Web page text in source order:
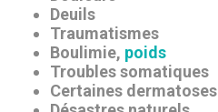
Deuils
Traumatismes
Boulimie, poids
Troubles somatiques
Certaines dermatoses